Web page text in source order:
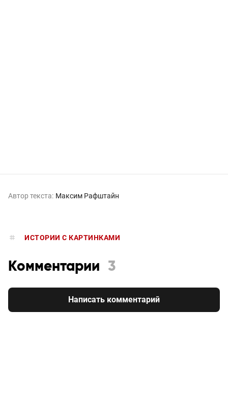
Автор текста: Максим Рафштайн
ИСТОРИИ С КАРТИНКАМИ
Комментарии 3
Написать комментарий